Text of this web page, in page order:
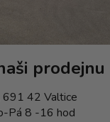
prodejnu
691 42 Valtice
Pá 8 -16 hod